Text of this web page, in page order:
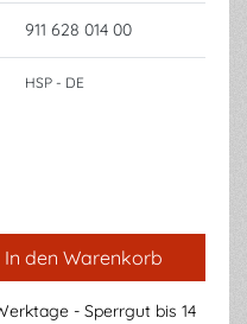
911 628 014 00
HSP - DE
In den Warenkorb
- Sperrgut bis 14